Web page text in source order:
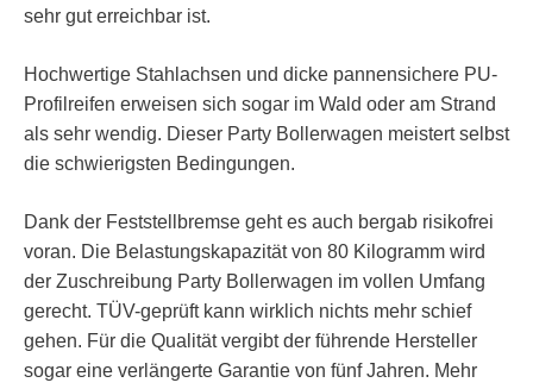
sehr gut erreichbar ist.
Hochwertige Stahlachsen und dicke pannensichere PU-
Profilreifen erweisen sich sogar im Wald oder am Strand
als sehr wendig. Dieser Party Bollerwagen meistert selbst
die schwierigsten Bedingungen.
Dank der Feststellbremse geht es auch bergab risikofrei
voran. Die Belastungskapazität von 80 Kilogramm wird
der Zuschreibung Party Bollerwagen im vollen Umfang
gerecht. TÜV-geprüft kann wirklich nichts mehr schief
gehen. Für die Qualität vergibt der führende Hersteller
sogar eine verlängerte Garantie von fünf Jahren. Mehr